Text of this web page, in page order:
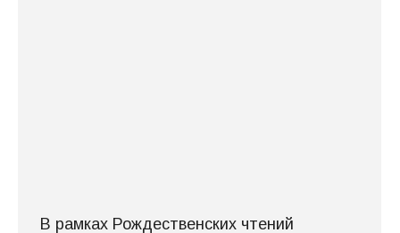
В рамках Рождественских чтений